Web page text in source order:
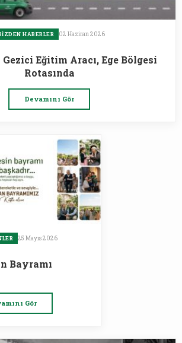
HABERLER 02 Haziran 2026
Gezici Eğitim Aracı, Ege Bölgesi
Rotasında
Devamını Gör
25 Mayıs 2026
Bayramı
Gör